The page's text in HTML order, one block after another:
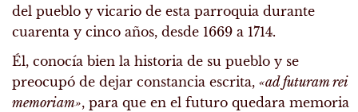
del pueblo y vicario de esta parroquia durante
cuarenta y cinco años, desde 1669 a 1714.
Él, conocía bien la historia de su pueblo y se
preocupó de dejar constancia escrita, «ad futuram rei
memoriam», para que en el futuro quedara memoria